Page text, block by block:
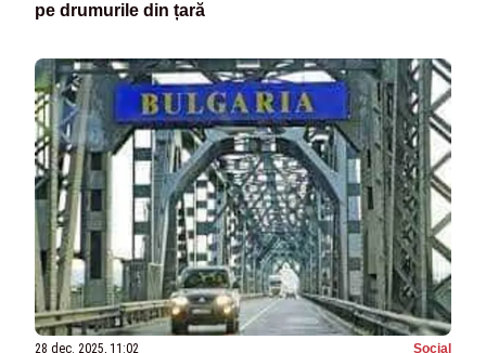
pe drumurile din țară
28 dec. 2025, 11:02 Social